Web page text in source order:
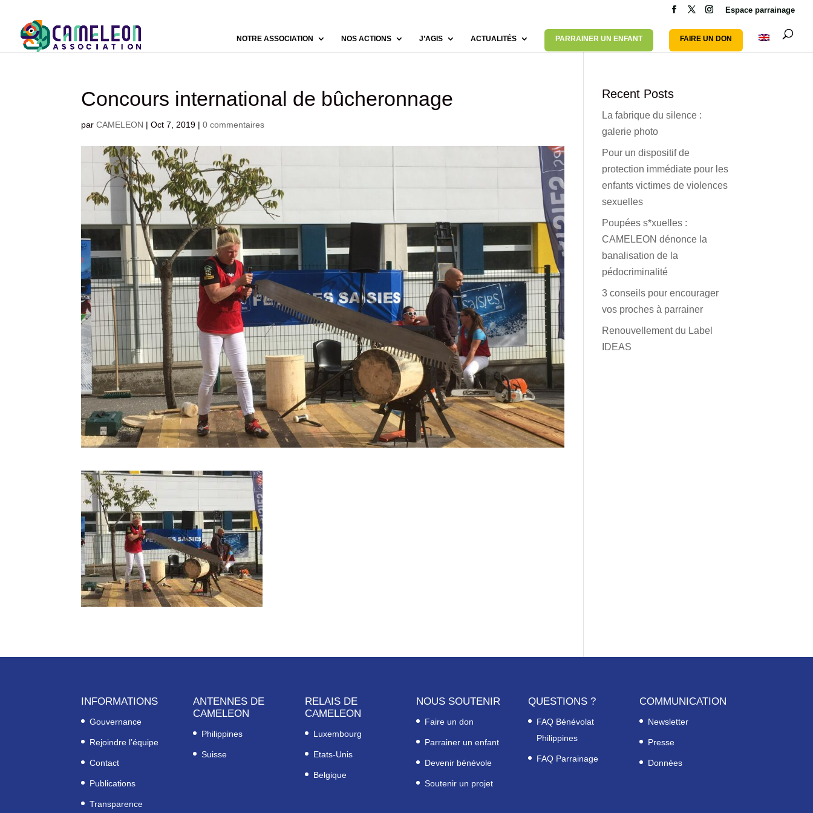
Espace parrainage
NOTRE ASSOCIATION NOS ACTIONS J’AGIS ACTUALITÉS PARRAINER UN ENFANT FAIRE UN DON
Concours international de bûcheronnage
parCAMELEON |Oct 7, 2019 |0 commentaires
Recent Posts
La fabrique du silence :
galerie photo
Pour un dispositif de
protection immédiate pour les
enfants victimes de violences
sexuelles
Poupées s*xuelles :
CAMELEON dénonce la
banalisation de la
pédocriminalité
3 conseils pour encourager
vos proches à parrainer
Renouvellement du Label
IDEAS
INFORMATIONS
Gouvernance
Rejoindre l’équipe
Contact
Publications
Transparence
ANTENNES DE
CAMELEON
Philippines
Suisse
RELAIS DE
CAMELEON
Luxembourg
Etats-Unis
Belgique
NOUS SOUTENIR
Faire un don
Parrainer un enfant
Devenir bénévole
Soutenir un projet
QUESTIONS ?
FAQ Bénévolat
Philippines
FAQ Parrainage
COMMUNICATION
Newsletter
Presse
Données